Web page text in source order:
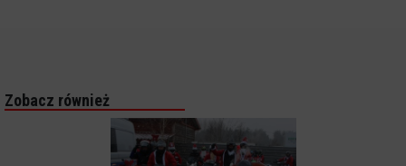
Zobacz również